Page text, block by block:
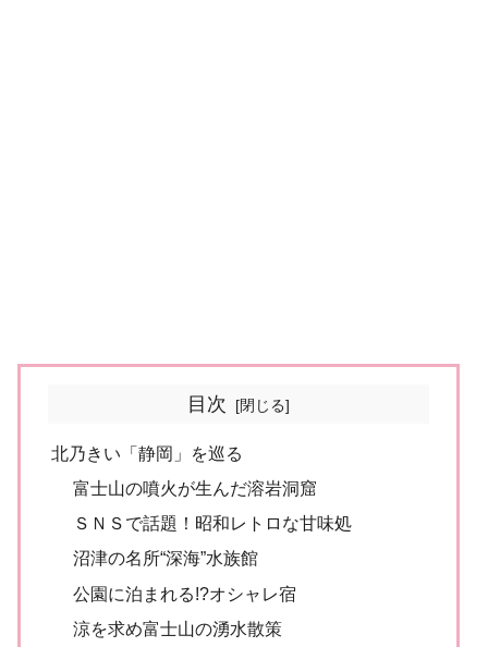
目次
北乃きい「静岡」を巡る
富士山の噴火が生んだ溶岩洞窟
ＳＮＳで話題！昭和レトロな甘味処
沼津の名所“深海”水族館
公園に泊まれる!?オシャレ宿
涼を求め富士山の湧水散策